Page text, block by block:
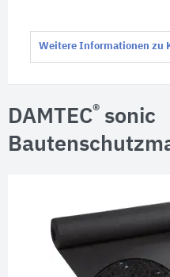
Weitere Informationen zu
DAMTEC® sonic